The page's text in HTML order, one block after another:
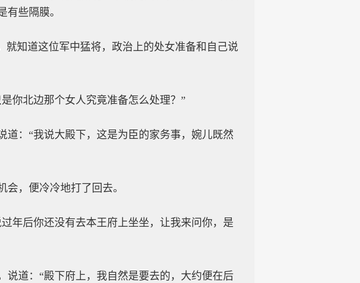
些隔膜。
就知道这位军中猛将，政治上的处女准备和自己说
你北边那个女人究竟准备怎么处理？”
：“我说大殿下，这是为臣的家务事，婉儿既然
，便冷冷地打了回去。
年后你还没有去本王府上坐坐，让我来问你，是
道：“殿下府上，我自然是要去的，大约便在后